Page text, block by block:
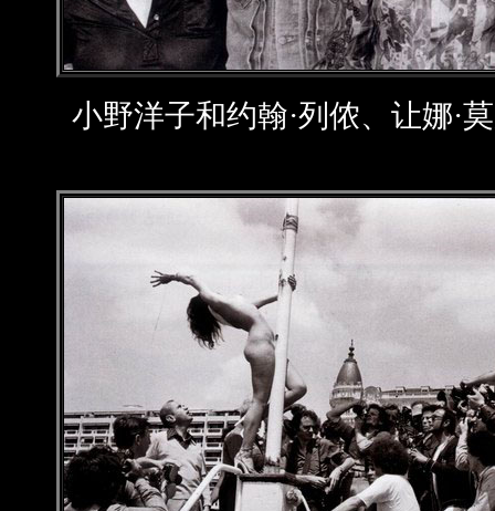
小野洋子和约翰·列侬、让娜·